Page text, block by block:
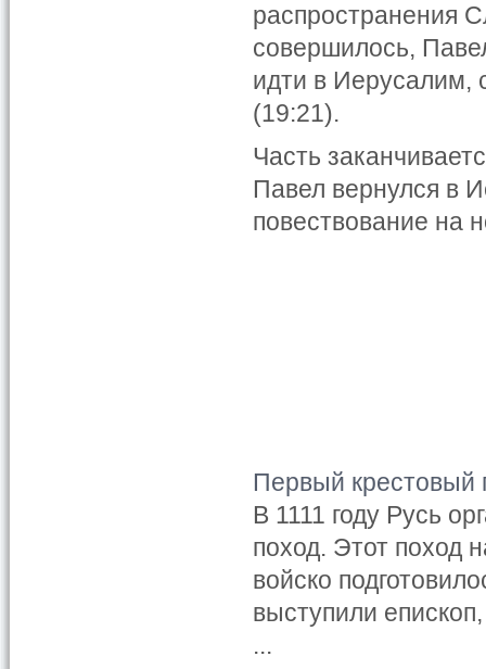
распространения
совершилось,
идти в Иерусалим,
(19:21).
Часть
Павел вернулся в
повествование на
Первый крестовый
В 1111 году Русь
поход. Этот поход
войско
выступили
...